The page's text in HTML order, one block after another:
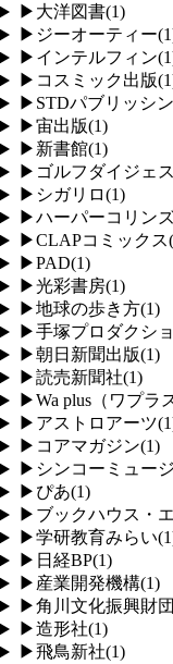
▶ 大洋図書(1)
▶ ジーオーティー(1
▶ インテルフィン(1
▶ コスミック出版(1
▶ STDパブリッシ
▶宙出版(1)
▶ 新書館(1)
▶ ゴルフダイジェ
▶ シガリロ(1)
▶ハーパーコリン
▶CLAPコミックス(
▶PAD(1)
▶光彩書房(1)
▶地球の歩き方(1)
▶手塚プロダクシ
▶朝日新聞出版(1)
▶読売新聞社(1)
▶Wa plus（ワプラ
▶ アストロアーツ(1
▶ コアマガジン(1)
▶ シンコーミュー
▶ ぴあ(1)
▶ ブックハウス・
▶学研教育みらい(1
▶ 日経BP(1)
▶ 産業開発機構(1)
▶角川文化振興財団
▶造形社(1)
▶飛鳥新社(1)